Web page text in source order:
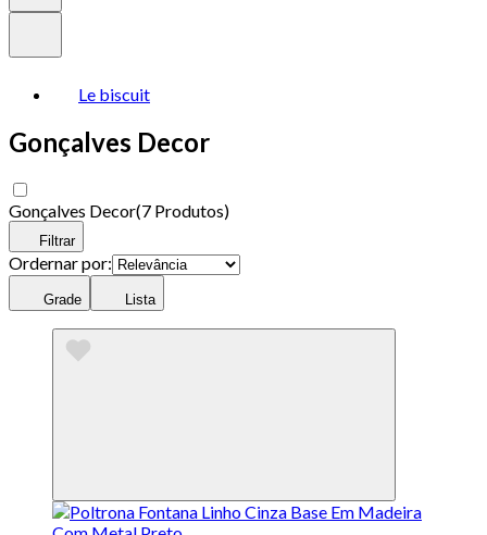
Le biscuit
Gonçalves Decor
Gonçalves Decor(7 Produtos)
Filtrar
Ordernar por:
Grade Lista